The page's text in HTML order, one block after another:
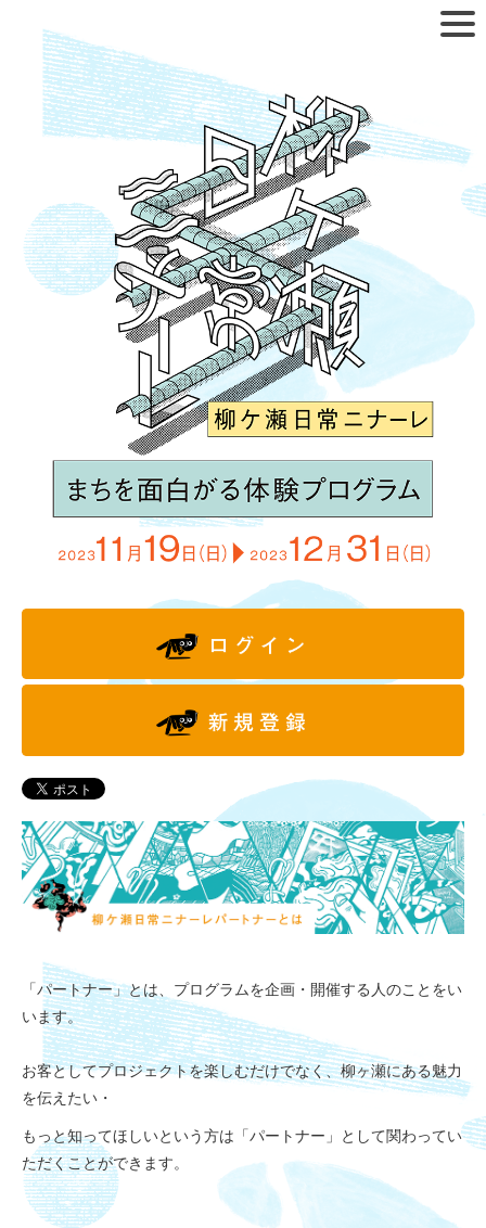
「パートナー」とは、プログラムを企画・開催する人のことをい
います。
お客としてプロジェクトを楽しむだけでなく、柳ヶ瀬にある魅力
を伝えたい・
もっと知ってほしいという方は「パートナー」として関わってい
ただくことができます。